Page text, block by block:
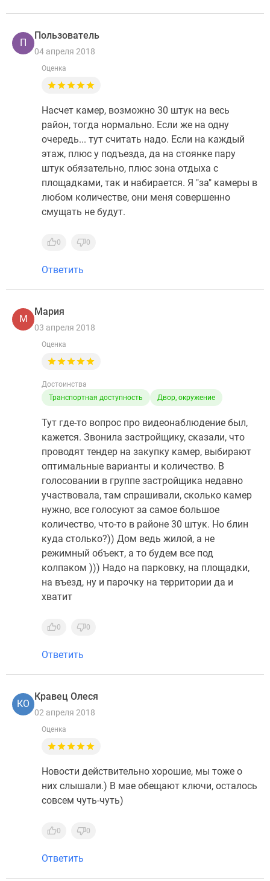
П
Пользователь
04 апреля 2018
Оценка
Насчет камер, возможно 30 штук на весь
район, тогда нормально. Если же на одну
очередь... тут считать надо. Если на каждый
этаж, плюс у подъезда, да на стоянке пару
штук обязательно, плюс зона отдыха с
площадками, так и набирается. Я "за" камеры в
любом количестве, они меня совершенно
смущать не будут.
0 0
Ответить
М
Мария
03 апреля 2018
Оценка
Достоинства
Транспортная доступность
Двор, окружение
Тут где-то вопрос про видеонаблюдение был,
кажется. Звонила застройщику, сказали, что
проводят тендер на закупку камер, выбирают
оптимальные варианты и количество. В
голосовании в группе застройщика недавно
участвовала, там спрашивали, сколько камер
нужно, все голосуют за самое большое
количество, что-то в районе 30 штук. Но блин
куда столько?)) Дом ведь жилой, а не
режимный объект, а то будем все под
колпаком ))) Надо на парковку, на площадки,
на въезд, ну и парочку на территории да и
хватит
0 0
Ответить
КО
Кравец Олеся
02 апреля 2018
Оценка
Новости действительно хорошие, мы тоже о
них слышали.) В мае обещают ключи, осталось
совсем чуть-чуть)
0 0
Ответить